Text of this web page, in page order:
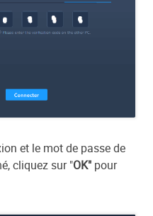
et le mot de passe de
cliquez sur "OK"pour